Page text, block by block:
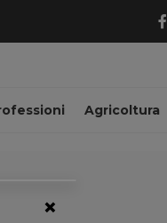
Agricoltura
×